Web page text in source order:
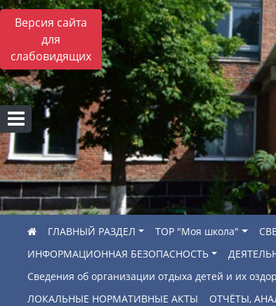
Версия сайта
для
слабовидящих
ГЛАВНЫЙ РАЗДЕЛ ТОР "Моя школа"
ИНФОРМАЦИОННАЯ БЕЗОПАСНОСТЬ
Сведения об организации отдыха детей и их
ЛОКАЛЬНЫЕ НОРМАТИВНЫЕ АКТЫ
ОТЧЁТЫ,